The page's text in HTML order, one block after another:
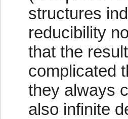
structures
reducibility
that the
complicated
they always
also infinite